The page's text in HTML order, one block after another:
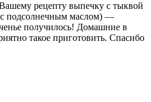
рецепту выпечку с тыквой
с подсолнечным маслом) —
получилось! Домашние в
такое приготовить. Спасибо